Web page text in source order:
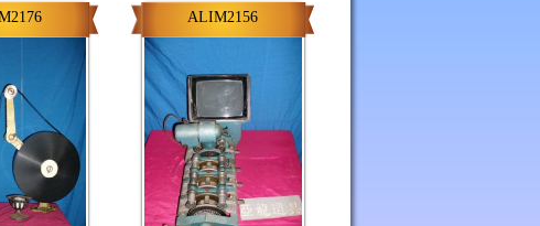
ALIM2156